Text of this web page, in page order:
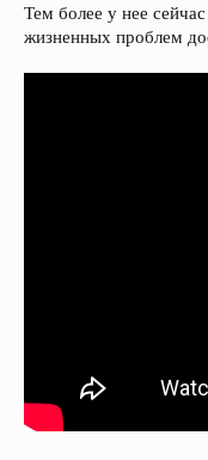
Тем более у нее
жизненных проблем